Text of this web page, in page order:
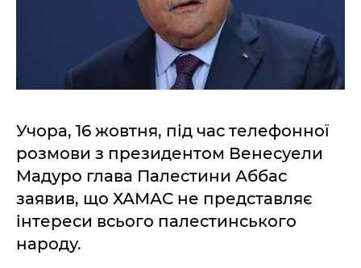
Учора, 16 жовтня, під час телефонної
розмови з президентом Венесуели
Мадуро глава Палестини Аббас
заявив, що ХАМАС не представляє
інтереси всього палестинського
народу.